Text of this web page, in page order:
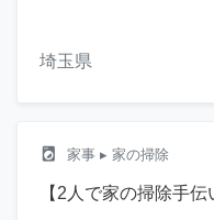
埼玉県
local_laundry_service 家事 ▸ 家の掃除
【2人で家の掃除手伝